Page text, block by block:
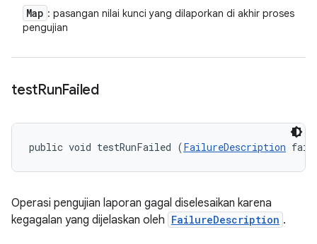
Map : pasangan nilai kunci yang dilaporkan di akhir proses
pengujian
testRunFailed
public void testRunFailed (FailureDescription
Operasi pengujian laporan gagal diselesaikan karena
kegagalan yang dijelaskan oleh FailureDescription .